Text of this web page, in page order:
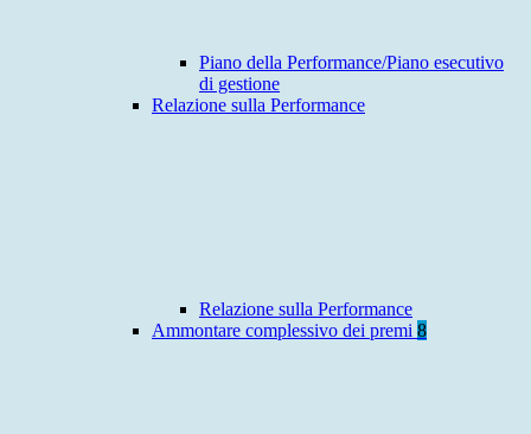
Piano della Performance/Piano esecutivo
di gestione
Relazione sulla Performance
Relazione sulla Performance
Ammontare complessivo dei premi 8